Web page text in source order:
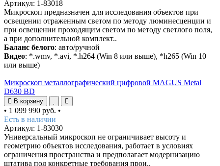
Артикул: 1-83018
Микроскоп предназначен для исследования объектов при
освещении отраженным светом по методу люминесценции и
при освещении проходящим светом по методу светлого поля,
а при дополнительной комплект..
Баланс белого: авто/ручной
Видео: *.wmv, *.avi, *.h264 (Win 8 или выше), *h265 (Win 10
или выше)
Микроскоп металлографический цифровой MAGUS Metal
D630 BD
В корзину
• 1 099 990 руб. •
Есть в наличии
Артикул: 1-83030
Универсальный микроскоп не ограничивает высоту и
геометрию объектов исследования, работает в условиях
ограничения пространства и предполагает модернизацию
штатива под конкретные требования прои..